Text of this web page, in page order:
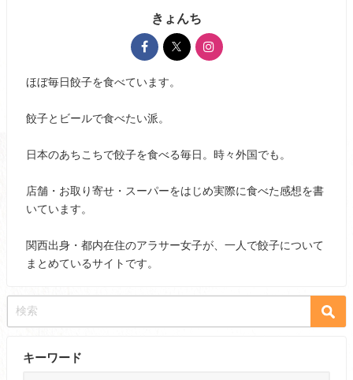
きょんち
ほぼ毎日餃子を食べています。
餃子とビールで食べたい派。
日本のあちこちで餃子を食べる毎日。時々外国でも。
店舗・お取り寄せ・スーパーをはじめ実際に食べた感想を書
いています。
関西出身・都内在住のアラサー女子が、一人で餃子について
まとめているサイトです。
キーワード